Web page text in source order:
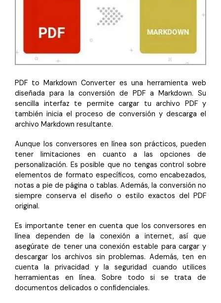
PDF to Markdown Converter es una herramienta web
diseñada para la conversión de PDF a Markdown. Su
sencilla interfaz te permite cargar tu archivo PDF y
también inicia el proceso de conversión y descarga el
archivo Markdown resultante.
Aunque los conversores en línea son prácticos, pueden
tener limitaciones en cuanto a las opciones de
personalización. Es posible que no tengas control sobre
elementos de formato específicos, como encabezados,
notas a pie de página o tablas. Además, la conversión no
siempre conserva el diseño o estilo exactos del PDF
original.
Es importante tener en cuenta que los conversores en
línea dependen de la conexión a internet, así que
asegúrate de tener una conexión estable para cargar y
descargar los archivos sin problemas. Además, ten en
cuenta la privacidad y la seguridad cuando utilices
herramientas en línea. Sobre todo si se trata de
documentos delicados o confidenciales.